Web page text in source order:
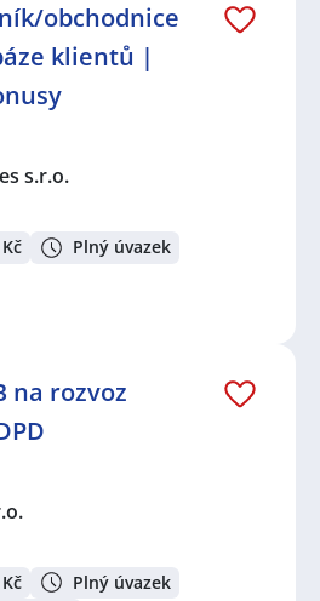
obchodnice
klientů |
s.r.o.
Plný úvazek
na rozvoz
Plný úvazek